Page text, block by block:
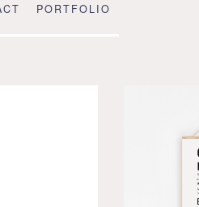
PORTFOLIO